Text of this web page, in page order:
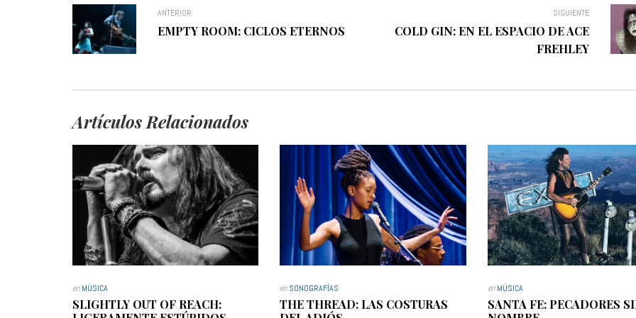
ANTERIOR
EMPTY ROOM: CICLOS ETERNOS
SIGUIENTE
COLD GIN: EN EL ESPACIO DE ACE
FREHLEY
Artículos Relacionados
enMÚSICA
SLIGHTLY OUT OF REACH:
enSONOGRAFÍAS
THE THREAD: LAS COSTURAS
enMÚSICA
SANTA FE: PECADORES